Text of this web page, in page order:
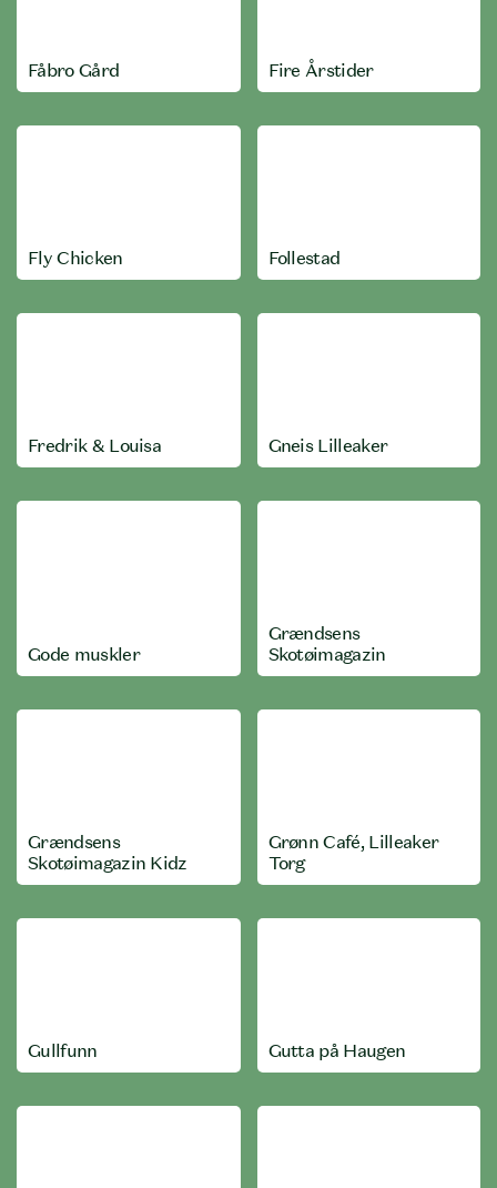
Fåbro Gård Fire Årstider
Fly Chicken Follestad
Fredrik & Louisa Gneis Lilleaker
Gode muskler
Grændsens
Skotøimagazin
Grændsens
Skotøimagazin Kidz
Grønn Café, Lilleaker
Torg
Gullfunn Gutta på Haugen